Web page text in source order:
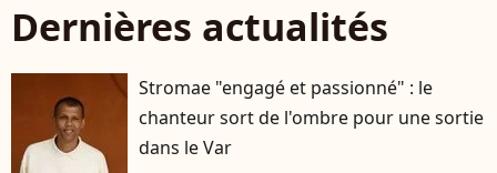
Dernières actualités
Stromae "engagé et passionné" : le
chanteur sort de l'ombre pour une sortie
dans le Var